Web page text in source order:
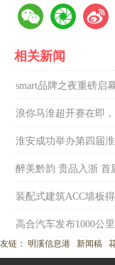
相关新闻
smart品牌之夜重磅启
浪你马淮超开赛在即
淮安成功举办第四届
醉美黔韵 贵品入浙 首
装配式建筑ACC墙板
高合汽车发布1000公
友链： 明溪信息港 新闻稿